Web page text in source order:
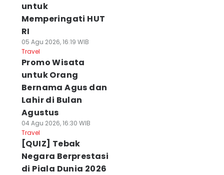
untuk
Memperingati HUT
RI
05 Agu 2026, 16:19 WIB
Travel
Promo Wisata
untuk Orang
Bernama Agus dan
Lahir di Bulan
Agustus
04 Agu 2026, 16:30 WIB
Travel
[QUIZ] Tebak
Negara Berprestasi
di Piala Dunia 2026